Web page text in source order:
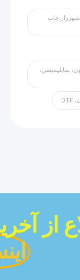
سابلیمیشن،
از